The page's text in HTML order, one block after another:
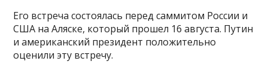
Его встреча состоялась перед саммитом России и
США на Аляске, который прошел 16 августа. Путин
и американский президент положительно
оценили эту встречу.